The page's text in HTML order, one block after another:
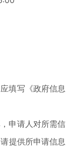
填写《政府信息
申请人对所需信
提供所申请信息